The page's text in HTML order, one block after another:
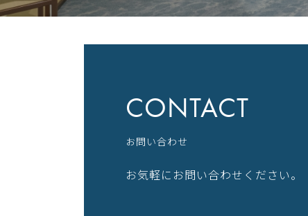
CONTACT
お問い合わせ
お気軽にお問い合わせください。